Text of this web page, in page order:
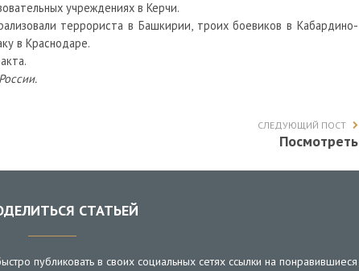
учреждениях в Керчи.
террориста в Башкирии, троих боевиков в Кабардино-
в Краснодаре.
СЛЕДУЮЩИЙ ПОСТ
Посмотреть
СТАТЬЕЙ
публиковать в своих социальных сетях ссылки на понравившиеся